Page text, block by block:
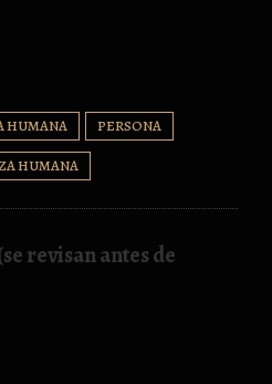
HUMANA PERSONA
HUMANA
revisan antes de